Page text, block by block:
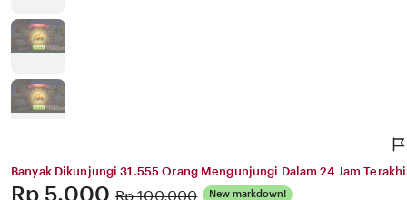
Banyak Dikunjungi 31.555 Orang Mengunjungi Dalam 24 Jam
Price:
Rp 5.000 Original
Rp 100,000 New markdown!